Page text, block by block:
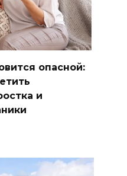
опасной:
и